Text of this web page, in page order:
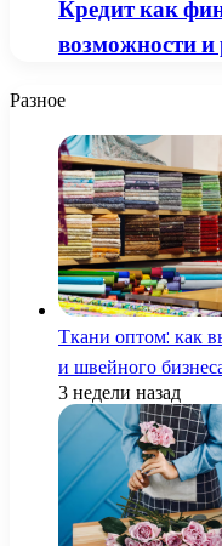
Кредит как
возможности
Разное
Ткани оптом: как
и швейного
3 недели назад